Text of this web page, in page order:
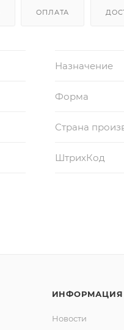
ОПЛАТА
Назначение
Форма
Страна
ШтрихКод
ИНФОРМАЦИЯ
Новости